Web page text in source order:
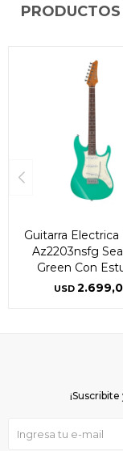
Guitarra Electrica
Az2203nsfg
Green Con
USD